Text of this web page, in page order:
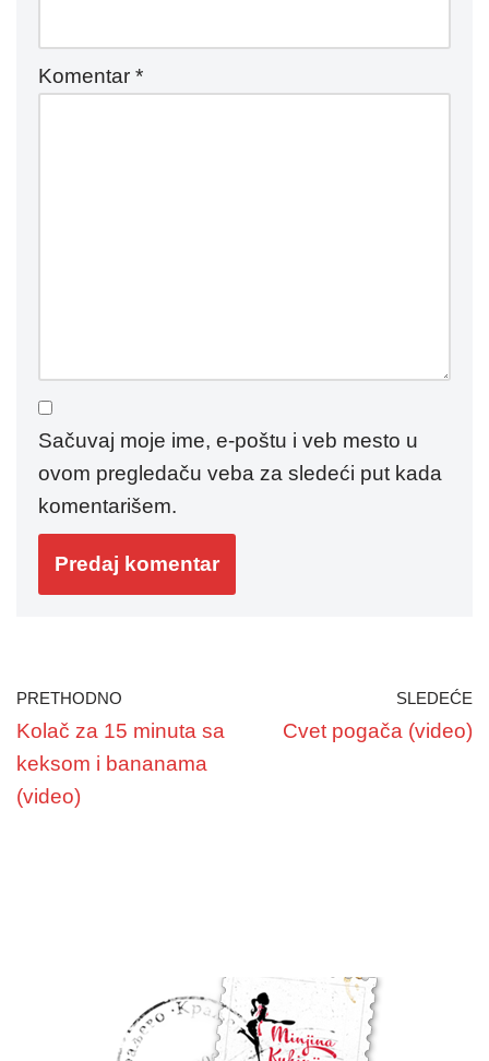
Komentar *
Sačuvaj moje ime, e-poštu i veb mesto u
ovom pregledaču veba za sledeći put kada
komentarišem.
PRETHODNO
Kolač za 15 minuta sa
keksom i bananama
(video)
SLEDEĆE
Cvet pogača (video)